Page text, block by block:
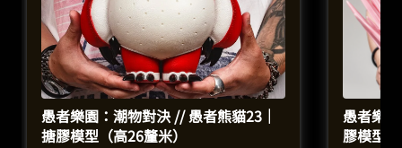
愚者樂園：潮物對決 // 愚者熊貓23｜
搪膠模型（高26釐米）
愚者樂
膠模型